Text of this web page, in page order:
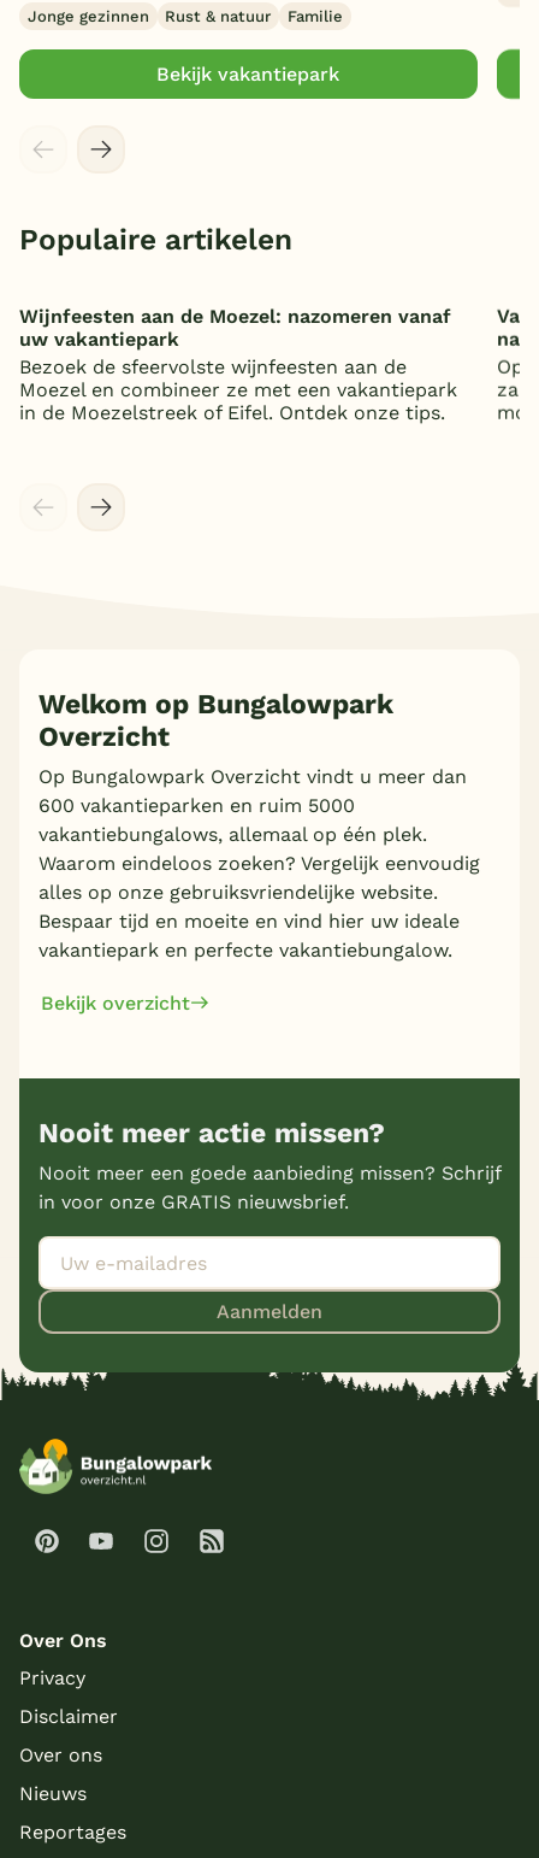
Jonge gezinnen Rust & natuur Familie
Bekijk vakantiepark
Populaire artikelen
Wijnfeesten aan de Moezel: nazomeren vanaf
uw vakantiepark
Bezoek de sfeervolste wijnfeesten aan de
Moezel en combineer ze met een vakantiepark
in de Moezelstreek of Eifel. Ontdek onze tips.
Op
Welkom op Bungalowpark
Overzicht
Op Bungalowpark Overzicht vindt u meer dan
600 vakantieparken en ruim 5000
vakantiebungalows, allemaal op één plek.
Waarom eindeloos zoeken? Vergelijk eenvoudig
alles op onze gebruiksvriendelijke website.
Bespaar tijd en moeite en vind hier uw ideale
vakantiepark en perfecte vakantiebungalow.
Bekijk overzicht
Nooit meer actie missen?
Nooit meer een goede aanbieding missen? Schrijf
in voor onze GRATIS nieuwsbrief.
Aanmelden
Over Ons
Privacy
Disclaimer
Over ons
Nieuws
Reportages